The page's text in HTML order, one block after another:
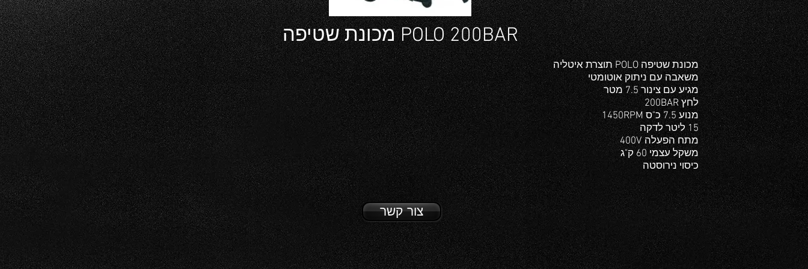
מכונת שטיפה POLO 200BAR
מכונת שטיפה POLO תוצרת איטליה
משאבה עם ניתוק אוטומטי
מגיע עם צינור 7.5 מטר
לחץ 200BAR
מנוע 7.5 כ"ס 1450RPM
15 ליטר לדקה
מתח הפעלה 400V
משקל עצמי 60 ק"ג
כיסוי נירוסטה
צור קשר